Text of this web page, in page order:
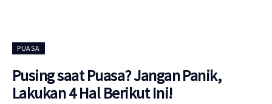
PUASA
Pusing saat Puasa? Jangan Panik,
Lakukan 4 Hal Berikut Ini!